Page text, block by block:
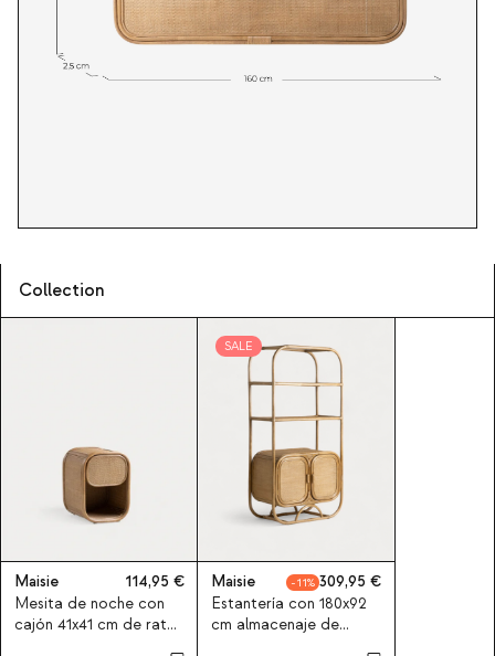
Collection
Maisie
114,95
Mesita de noche con
cajón 41x41 cm de ratán
SALE
Maisie 11
309,95
Estantería con 180x92
cm almacenaje de